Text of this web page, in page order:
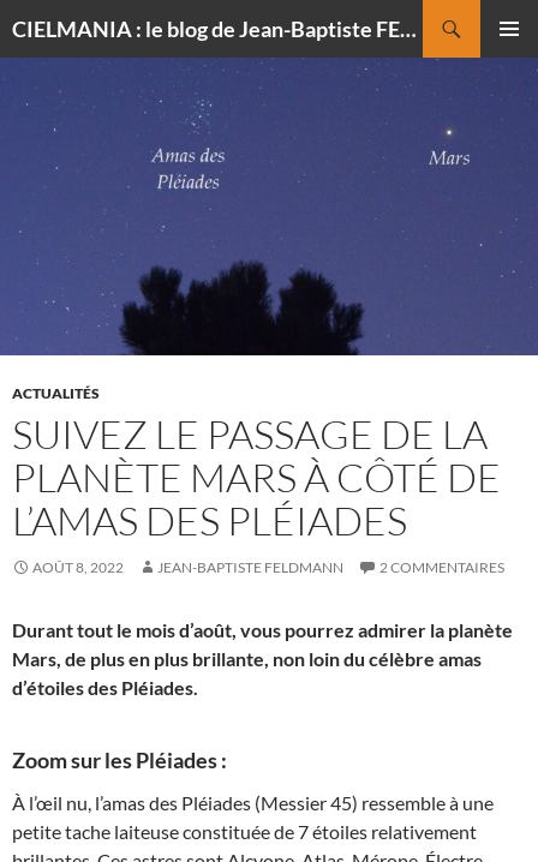
CIELMANIA : le blog de Jean-Baptiste FELDMANN, photographe du ciel
CONTENU
ACTUALITÉS
SUIVEZ LE PASSAGE DE LA
PLANÈTE MARS À CÔTÉ DE
L’AMAS DES PLÉIADES
AOÛT 8, 2022 JEAN-BAPTISTE FELDMANN 2 COMMENTAIRES
Durant tout le mois d’août, vous pourrez admirer la planète
Mars, de plus en plus brillante, non loin du célèbre amas
d’étoiles des Pléiades.
Zoom sur les Pléiades :
À l’œil nu, l’amas des Pléiades (Messier 45) ressemble à une
petite tache laiteuse constituée de 7 étoiles relativement